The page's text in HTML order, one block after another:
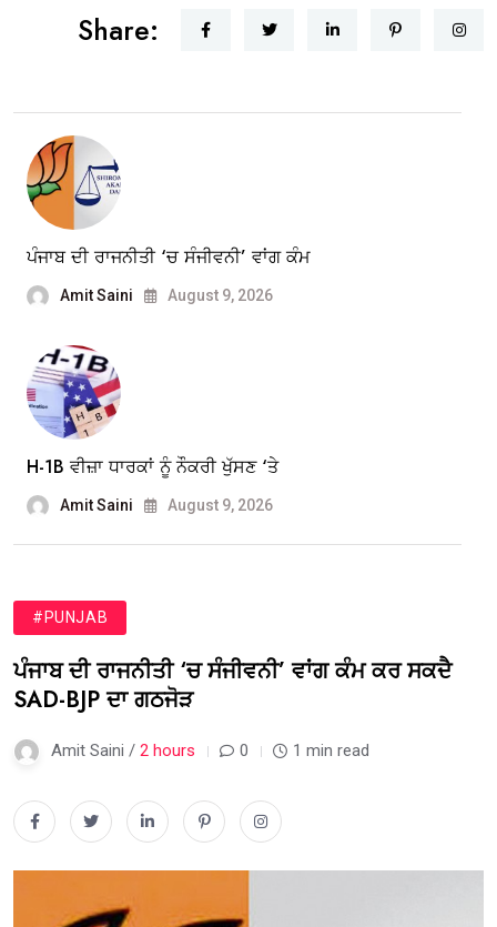
Share:
ਪੰਜਾਬ ਦੀ ਰਾਜਨੀਤੀ ‘ਚ ਸੰਜੀਵਨੀ’ ਵਾਂਗ ਕੰਮ
Amit Saini August 9, 2026
H-1B ਵੀਜ਼ਾ ਧਾਰਕਾਂ ਨੂੰ ਨੌਕਰੀ ਖੁੱਸਣ ‘ਤੇ
Amit Saini August 9, 2026
#PUNJAB
ਪੰਜਾਬ ਦੀ ਰਾਜਨੀਤੀ ‘ਚ ਸੰਜੀਵਨੀ’ ਵਾਂਗ ਕੰਮ ਕਰ ਸਕਦੈ
SAD-BJP ਦਾ ਗਠਜੋੜ
Amit Saini / 2 hours 0 1 min read